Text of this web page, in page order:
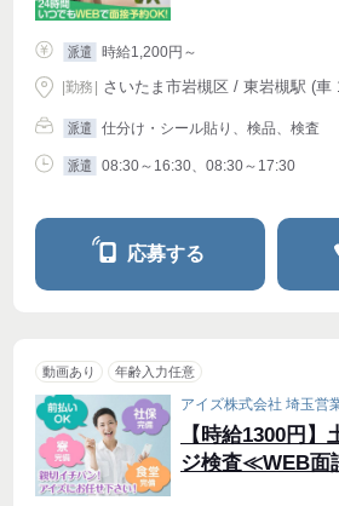
派遣 時給1,200円～
|勤務 さいたま市岩槻区 / 東岩槻駅 (車
派遣 仕分け・シール貼り、検品、検査
派遣 08:30～16:30、08:30～17:30
応募する
動画あり 年齢入力任意
アイズ株式会社 埼玉営
【時給1300円
ジ検査≪WEB